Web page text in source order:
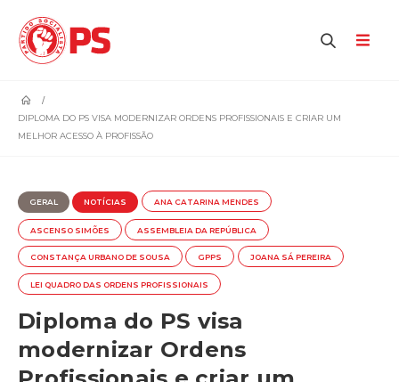
DIPLOMA DO PS VISA MODERNIZAR ORDENS PROFISSIONAIS E CRIAR UM
MELHOR ACESSO À PROFISSÃO
GERAL NOTÍCIAS ANA CATARINA MENDES
ASCENSO SIMÕES ASSEMBLEIA DA REPÚBLICA
CONSTANÇA URBANO DE SOUSA GPPS JOANA SÁ PEREIRA
LEI QUADRO DAS ORDENS PROFISSIONAIS
Diploma do PS visa
modernizar Ordens